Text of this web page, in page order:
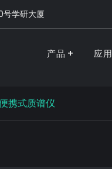
学研大厦
更美好更健康
产品 应用
携式质谱仪